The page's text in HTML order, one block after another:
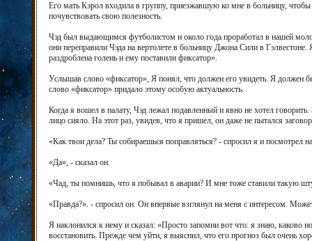
Его мать Кэрол входила в группу, приезжавшую ко мне в больницу,
почувствовать свою полезность.
Чэд был выдающимся футболистом и около года проработал в нашей
они переправили Чэда на вертолете в больницу Джона Сили в
раздроблена голень и ему поставили фиксатор».
Услышав слово «фиксатор», Я понял, что должен его увидеть. Я
слово «фиксатор» придало этому особую актуальность.
Когда я вошел в палату, Чэд лежал подавленный и явно не хотел
лицо сияло. На этот раз, увидев, что я пришел, он даже не пытался
«Как твои дела? Ты собираешься поправляться? - спросил я и посмотрел
«Да», - сказал он.
«Чад, ты помнишь, что я побывал в аварии? И мне тоже ставили такую
«Правда?». - спросил он. Он впервые взглянул на меня с интересом.
Я наклонился к нему и сказал: «Просто запомни вот что: я знаю, каково
восстановить. Прежде чем уйти, я выяснил, что его прогноз был очень